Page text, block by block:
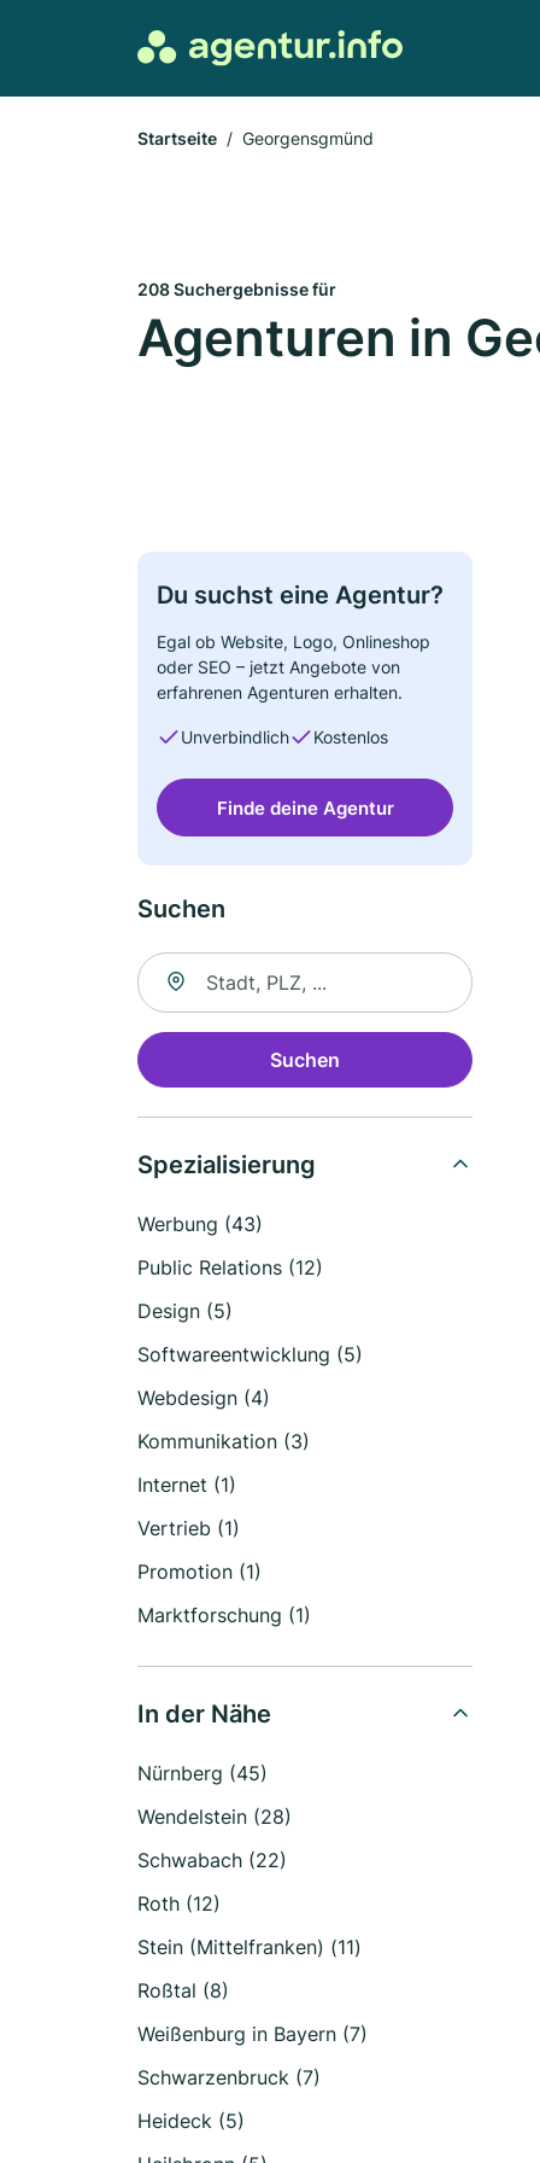
Startseite Georgensgmünd
208 Suchergebnisse für
Agenturen in
Du suchst eine Agentur?
Egal ob Website, Logo, Onlineshop
oder SEO – jetzt Angebote von
erfahrenen Agenturen erhalten.
Unverbindlich Kostenlos
Finde deine Agentur
Suchen
Suche nach Ort
Suchen
Spezialisierung
Werbung (43)
Public Relations (12)
Design (5)
Softwareentwicklung (5)
Webdesign (4)
Kommunikation (3)
Internet (1)
Vertrieb (1)
Promotion (1)
Marktforschung (1)
In der Nähe
Nürnberg (45)
Wendelstein (28)
Schwabach (22)
Roth (12)
Stein (Mittelfranken) (11)
Roßtal (8)
Weißenburg in Bayern (7)
Schwarzenbruck (7)
Heideck (5)